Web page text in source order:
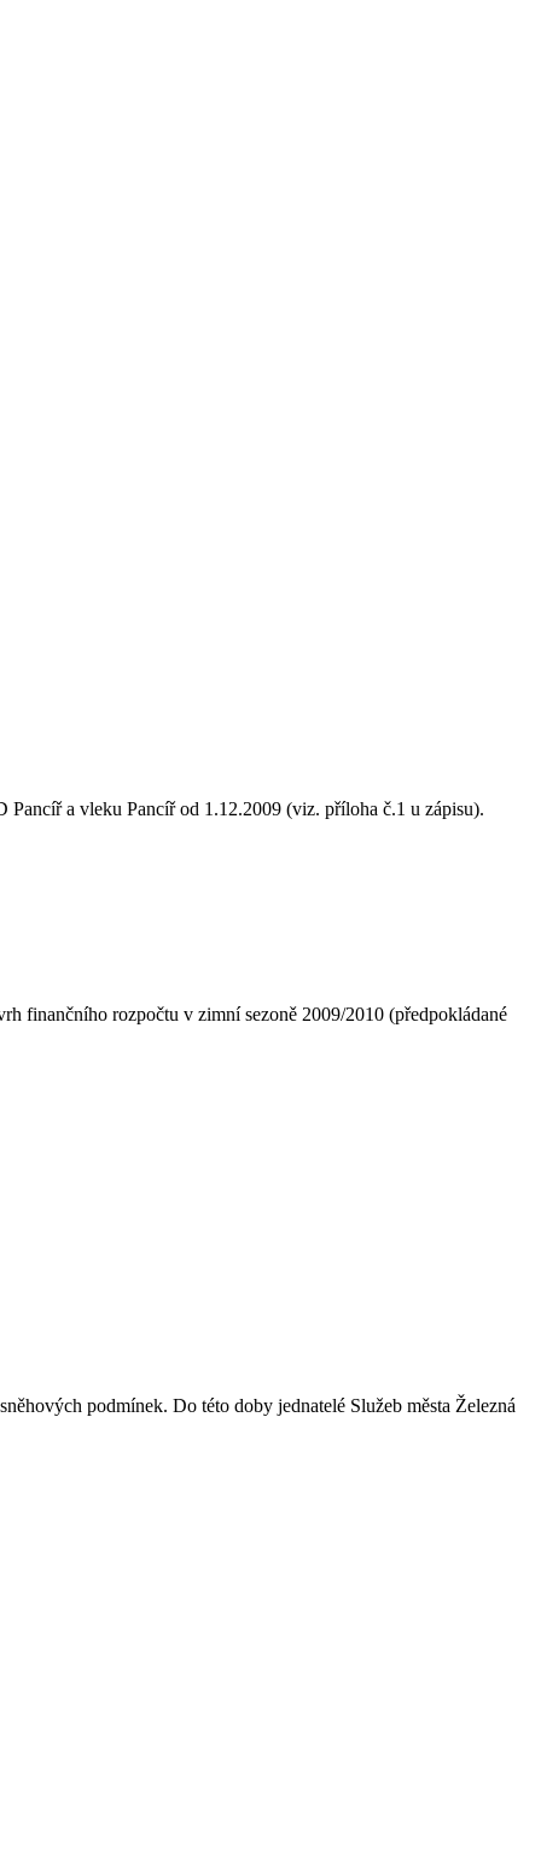
a vleku Pancíř od 1.12.2009 (viz. příloha č.1 u zápisu).
finančního rozpočtu v zimní sezoně 2009/2010 (předpokládané
podmínek. Do této doby jednatelé Služeb města Železná